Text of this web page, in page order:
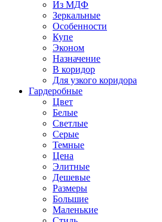
Из МДФ
Зеркальные
Особенности
Купе
Эконом
Назначение
В коридор
Для узкого коридора
Гардеробные
Цвет
Белые
Светлые
Серые
Темные
Цена
Элитные
Дешевые
Размеры
Большие
Маленькие